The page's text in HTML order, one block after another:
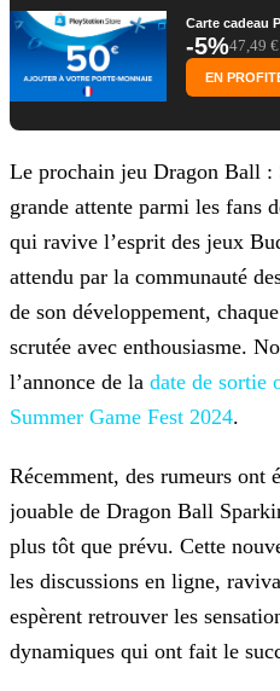
Carte cadeau
-5%47,49 €
EN
Le prochain jeu Dragon Ball :
grande attente parmi les fans
qui ravive l’esprit des jeux
attendu par la communauté
de son développement,
scrutée avec enthousiasme.
l’annonce de la date de sortie
Summer Game Fest 2024.
Récemment, des rumeurs ont
jouable de Dragon Ball
plus tôt que prévu. Cette
les discussions en ligne,
espèrent retrouver les
dynamiques qui ont fait le